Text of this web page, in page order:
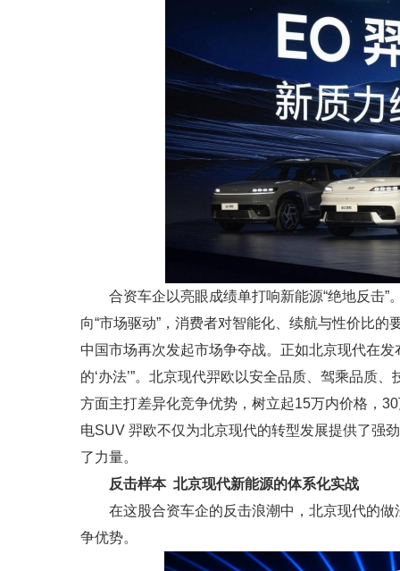
合资车企以亮眼成绩单打响新能源“绝地反击”
向“市场驱动”，消费者对智能化、续航与性价比
中国市场再次发起市场争夺战。正如北京现代在发
的‘办法’”。北京现代羿欧以安全品质、驾乘品质
方面主打差异化竞争优势，树立起15万内价格，
电SUV 羿欧不仅为北京现代的转型发展提供了强
了力量。
反击样本 北京现代新能源的体系化实战
在这股合资车企的反击浪潮中，北京现代的
争优势。